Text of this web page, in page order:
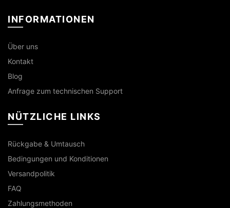
INFORMATIONEN
Über uns
Kontakt
Blog
Anfrage zum technischen Support
NÜTZLICHE LINKS
Rückgabe & Umtausch
Bedingungen und Konditionen
Versandpolitik
FAQ
Zahlungsmethoden